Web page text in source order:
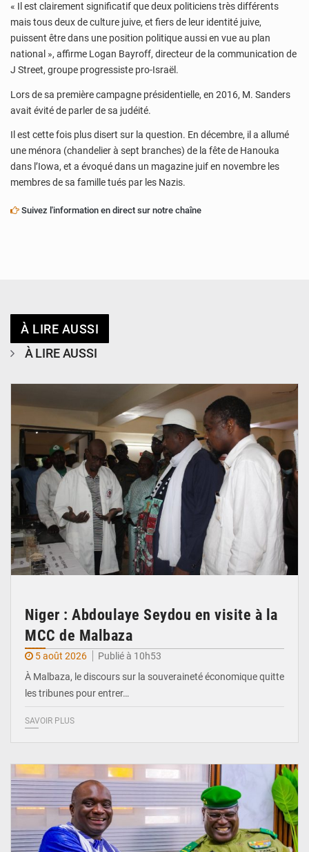
« Il est clairement significatif que deux politiciens très différents
mais tous deux de culture juive, et fiers de leur identité juive,
puissent être dans une position politique aussi en vue au plan
national », affirme Logan Bayroff, directeur de la communication de
J Street, groupe progressiste pro-Israël.
Lors de sa première campagne présidentielle, en 2016, M. Sanders
avait évité de parler de sa judéité.
Il est cette fois plus disert sur la question. En décembre, il a allumé
une ménora (chandelier à sept branches) de la fête de Hanouka
dans l’Iowa, et a évoqué dans un magazine juif en novembre les
membres de sa famille tués par les Nazis.
Suivez l'information en direct sur notre chaîne
À LIRE AUSSI
À LIRE AUSSI
Niger : Abdoulaye Seydou en visite à la
MCC de Malbaza
5 août 2026
Publié à 10h53
À Malbaza, le discours sur la souveraineté économique quitte
les tribunes pour entrer…
SAVOIR PLUS